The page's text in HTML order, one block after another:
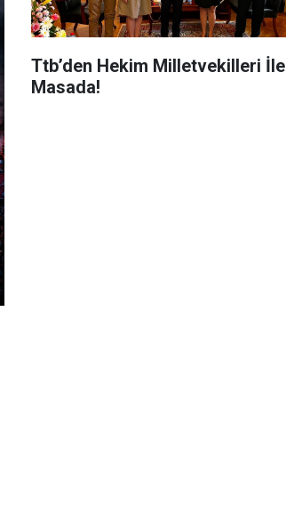
Ttb’den Hekim Milletvekilleri İle
Masada!